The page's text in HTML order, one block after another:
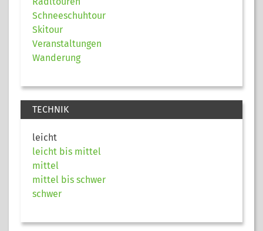
Schneeschuhtour
Skitour
Veranstaltungen
Wanderung
TECHNIK
leicht
leicht bis mittel
mittel
mittel bis schwer
schwer